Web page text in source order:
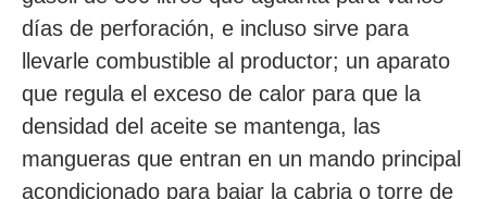
días de perforación, e incluso sirve para
llevarle combustible al productor; un aparato
que regula el exceso de calor para que la
densidad del aceite se mantenga, las
mangueras que entran en un mando principal
acondicionado para bajar la cabria o torre de